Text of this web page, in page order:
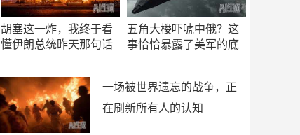
胡塞这一炸，我终于看
懂伊朗总统昨天那句话
五角大楼吓唬中俄？这
事恰恰暴露了美军的底
一场被世界遗忘的战争，正
在刷新所有人的认知